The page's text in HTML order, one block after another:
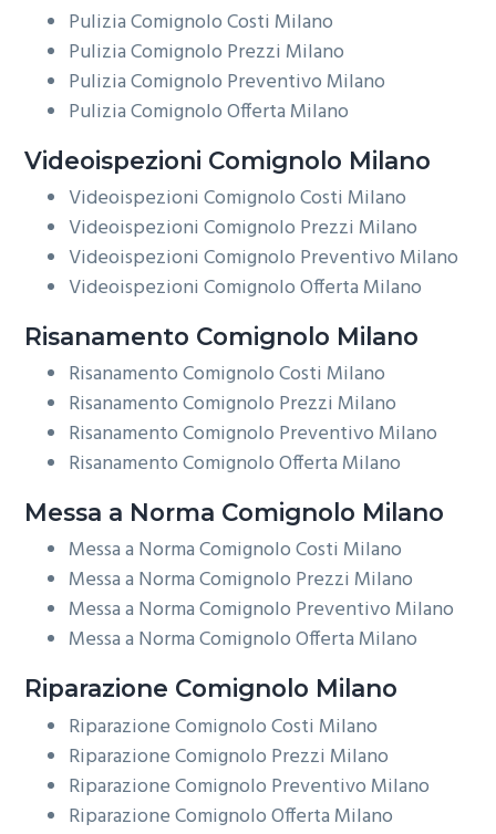
Pulizia Comignolo Costi Milano
Pulizia Comignolo Prezzi Milano
Pulizia Comignolo Preventivo Milano
Pulizia Comignolo Offerta Milano
Videoispezioni Comignolo Milano
Videoispezioni Comignolo Costi Milano
Videoispezioni Comignolo Prezzi Milano
Videoispezioni Comignolo Preventivo Milano
Videoispezioni Comignolo Offerta Milano
Risanamento Comignolo Milano
Risanamento Comignolo Costi Milano
Risanamento Comignolo Prezzi Milano
Risanamento Comignolo Preventivo Milano
Risanamento Comignolo Offerta Milano
Messa a Norma Comignolo Milano
Messa a Norma Comignolo Costi Milano
Messa a Norma Comignolo Prezzi Milano
Messa a Norma Comignolo Preventivo Milano
Messa a Norma Comignolo Offerta Milano
Riparazione Comignolo Milano
Riparazione Comignolo Costi Milano
Riparazione Comignolo Prezzi Milano
Riparazione Comignolo Preventivo Milano
Riparazione Comignolo Offerta Milano